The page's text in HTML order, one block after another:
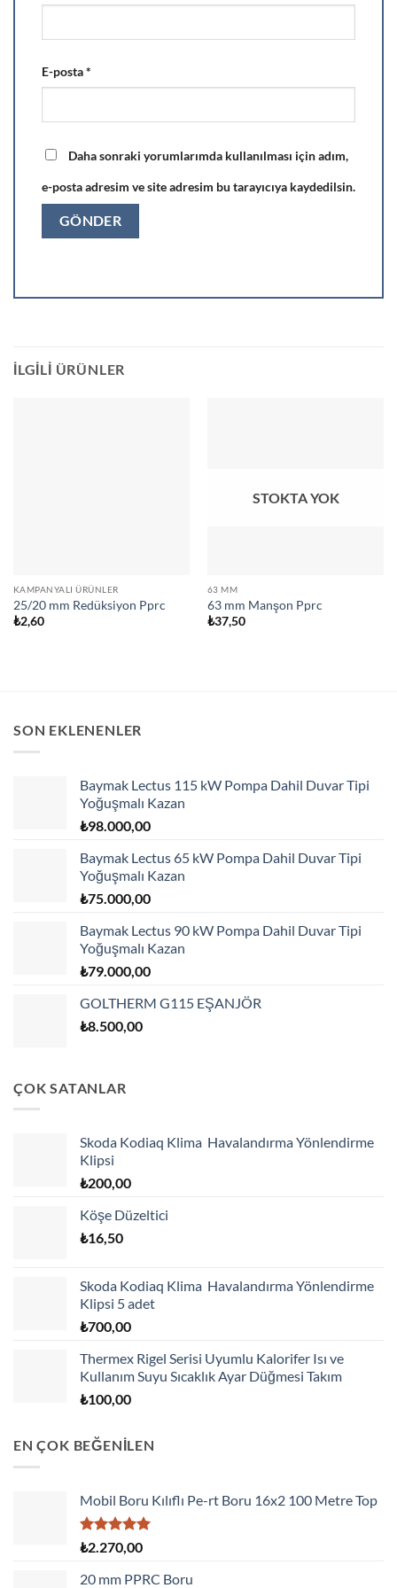
E-posta*
Daha sonraki yorumlarımda kullanılması için adım,
e-posta adresim ve site adresim bu tarayıcıya kaydedilsin.
İLGILI ÜRÜNLER
KAMPANYALI ÜRÜNLER
25/20 mm Redüksiyon Pprc
₺2,60
STOKTA YOK
63 MM
63 mm Manşon Pprc
₺37,50
SON EKLENENLER
Baymak Lectus 115 kW Pompa Dahil Duvar Tipi
Yoğuşmalı Kazan
₺98.000,00
Baymak Lectus 65 kW Pompa Dahil Duvar Tipi
Yoğuşmalı Kazan
₺75.000,00
Baymak Lectus 90 kW Pompa Dahil Duvar Tipi
Yoğuşmalı Kazan
₺79.000,00
GOLTHERM G115 EŞANJÖR
₺8.500,00
ÇOK SATANLAR
Skoda Kodiaq Klima Havalandırma Yönlendirme
Klipsi
₺200,00
Köşe Düzeltici
₺16,50
Skoda Kodiaq Klima Havalandırma Yönlendirme
Klipsi 5 adet
₺700,00
Thermex Rigel Serisi Uyumlu Kalorifer Isı ve
Kullanım Suyu Sıcaklık Ayar Düğmesi Takım
₺100,00
EN ÇOK BEĞENİLEN
Mobil Boru Kılıflı Pe-rt Boru 16x2 100 Metre Top
5 üzerinden
oy
aldı
₺2.270,00
20 mm PPRC Boru